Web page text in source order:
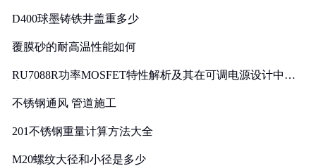
D400球墨铸铁井盖重多少
覆膜砂的耐高温性能如何
RU7088R功率MOSFET特性解析及其在可调电源设计中的
不锈钢通风 管道施工
201不锈钢重量计算方法大全
M20螺纹大径和小径是多少